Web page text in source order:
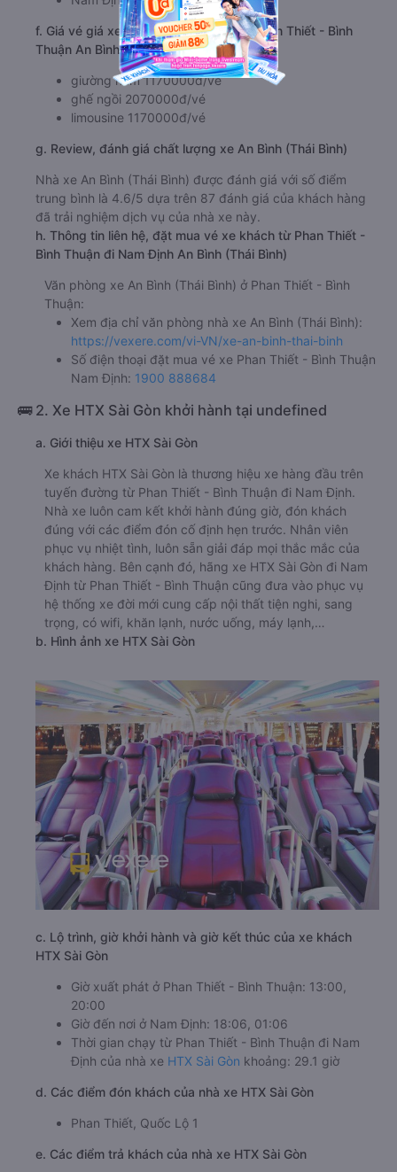
f. Giá vé giá xe khách đi Nam Định từ Phan Thiết - Bình
Thuận An Bình (Thái Bình)
giường nằm 1170000đ/vé
ghế ngồi 2070000đ/vé
limousine 1170000đ/vé
g. Review, đánh giá chất lượng xe An Bình (Thái Bình)
Nhà xe An Bình (Thái Bình) được đánh giá với số điểm
trung bình là 4.6/5 dựa trên 87 đánh giá của khách hàng
đã trải nghiệm dịch vụ của nhà xe này.
h. Thông tin liên hệ, đặt mua vé xe khách từ Phan Thiết -
Bình Thuận đi Nam Định An Bình (Thái Bình)
Văn phòng xe An Bình (Thái Bình) ở Phan Thiết - Bình
Thuận:
Xem địa chỉ văn phòng nhà xe An Bình (Thái Bình):
https://vexere.com/vi-VN/xe-an-binh-thai-binh
Số điện thoại đặt mua vé xe Phan Thiết - Bình Thuận
Nam Định: 1900 888684
🚌 2. Xe HTX Sài Gòn khởi hành tại undefined
a. Giới thiệu xe HTX Sài Gòn
Xe khách HTX Sài Gòn là thương hiệu xe hàng đầu trên
tuyến đường từ Phan Thiết - Bình Thuận đi Nam Định.
Nhà xe luôn cam kết khởi hành đúng giờ, đón khách
đúng với các điểm đón cố định hẹn trước. Nhân viên
phục vụ nhiệt tình, luôn sẵn giải đáp mọi thắc mắc của
khách hàng. Bên cạnh đó, hãng xe HTX Sài Gòn đi Nam
Định từ Phan Thiết - Bình Thuận cũng đưa vào phục vụ
hệ thống xe đời mới cung cấp nội thất tiện nghi, sang
trọng, có wifi, khăn lạnh, nước uống, máy lạnh,…
b. Hình ảnh xe HTX Sài Gòn
c. Lộ trình, giờ khởi hành và giờ kết thúc của xe khách
HTX Sài Gòn
Giờ xuất phát ở Phan Thiết - Bình Thuận: 13:00,
20:00
Giờ đến nơi ở Nam Định: 18:06, 01:06
Thời gian chạy từ Phan Thiết - Bình Thuận đi Nam
Định của nhà xe HTX Sài Gòn khoảng: 29.1 giờ
d. Các điểm đón khách của nhà xe HTX Sài Gòn
Phan Thiết, Quốc Lộ 1
e. Các điểm trả khách của nhà xe HTX Sài Gòn